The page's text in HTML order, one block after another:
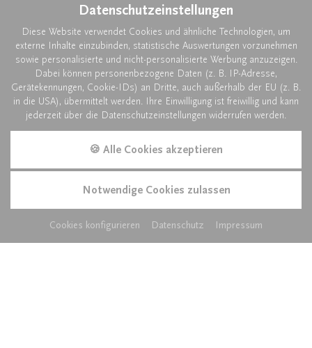
Datenschutzeinstellungen
Diese Website verwendet Cookies und ähnliche Technologien, um
externe Inhalte einzubinden, statistische Auswertungen vorzunehmen
sowie personalisierte und nicht-personalisierte Werbung anzuzeigen.
Dabei können personenbezogene Daten (z. B. IP-Adresse,
Gerätekennungen, Cookie-IDs) an Dritte, auch außerhalb der EU (z. B.
in die USA), übermittelt werden. Ihre Einwilligung ist freiwillig und kann
jederzeit über die Datenschutzeinstellungen widerrufen werden.
🍪 Alle Cookies akzeptieren
Notwendige Cookies zulassen
Cookies konfigurieren Datenschutz Impressum
Ausstattung anzeigen
ANFRAGEN BUCHEN
inkl. Frühstück
3 Übernachtungen
Preise 2026
23.03. - 26.10.2026
Personen
ab € 477,-